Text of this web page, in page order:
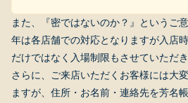
また、『密ではないのか？』というご
年は各店舗での対応となりますが入店
だけではなく入場制限もさせていただき
さらに、ご来店いただくお客様には大
ますが、住所・お名前・連絡先を芳名